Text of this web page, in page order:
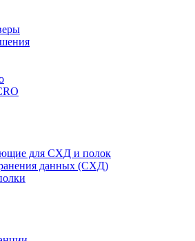
для СХД и полок
данных (СХД)